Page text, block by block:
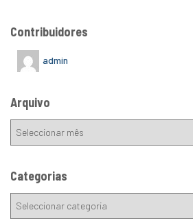
Contribuidores
admin
Arquivo
Categorias